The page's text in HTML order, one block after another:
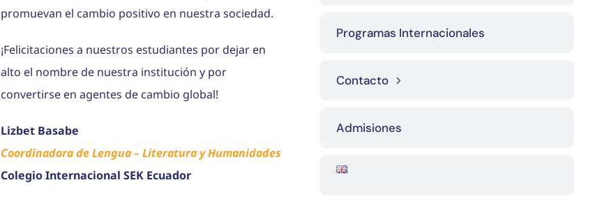
promuevan el cambio positivo en nuestra sociedad.
¡Felicitaciones a nuestros estudiantes por dejar en
alto el nombre de nuestra institución y por
convertirse en agentes de cambio global!
Lizbet Basabe
Coordinadora de Lengua – Literatura y Humanidades
Colegio Internacional SEK Ecuador
Programas Internacionales
Contacto
Admisiones